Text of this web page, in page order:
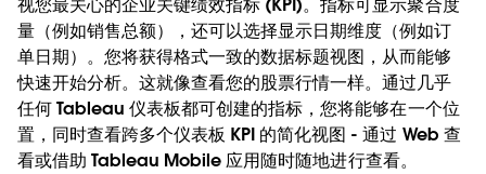
视您最关心的企业关键绩效指标 (KPI)。指标可显示聚合度
量（例如销售总额），还可以选择显示日期维度（例如订
单日期）。您将获得格式一致的数据标题视图，从而能够
快速开始分析。这就像查看您的股票行情一样。通过几乎
任何 Tableau 仪表板都可创建的指标，您将能够在一个位
置，同时查看跨多个仪表板 KPI 的简化视图 - 通过 Web 查
看或借助 Tableau Mobile 应用随时随地进行查看。